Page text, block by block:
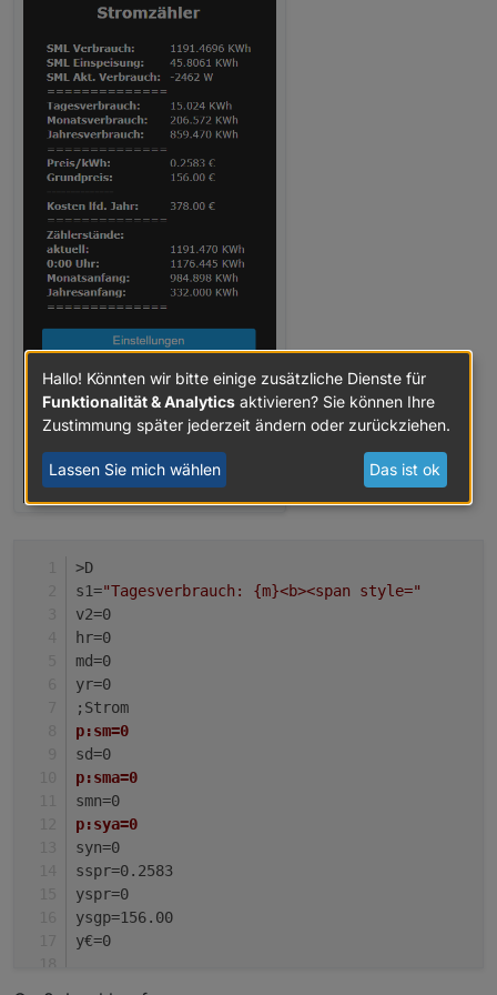
>D
s1="Tagesverbrauch: {m}<b><span style="
v2=0
hr=0
md=0
yr=0
;Strom
p:sm=0
sd=0
p:sma=0
smn=0
p:sya=0
syn=0
sspr=0.2583
yspr=0
ysgp=156.00
y€=0
Hallo! Könnten wir bitte einige zusätzliche Dienste für
Funktionalität & Analytics aktivieren? Sie können Ihre
Zustimmung später jederzeit ändern oder zurückziehen.
Lassen Sie mich wählen Das ist ok